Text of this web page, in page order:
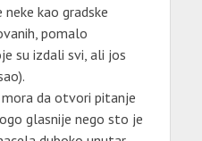
kao gradske
pomalo
su izdali svi, ali jos
da otvori pitanje
glasnije nego sto je